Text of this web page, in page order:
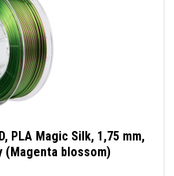
PLA Magic Silk, 1,75 mm,
(Magenta blossom)